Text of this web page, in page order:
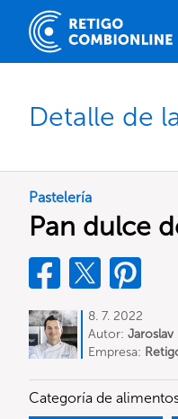
Detalle de
Pastelería
Pan dulce
8. 7. 2022
Autor: Jaroslav
Empresa:
Categoría de